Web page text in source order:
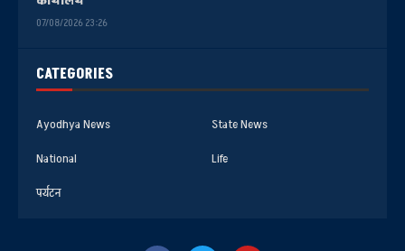
CATEGORIES
Ayodhya News
State News
National
Life
पर्यटन
07/08/2026 23:26